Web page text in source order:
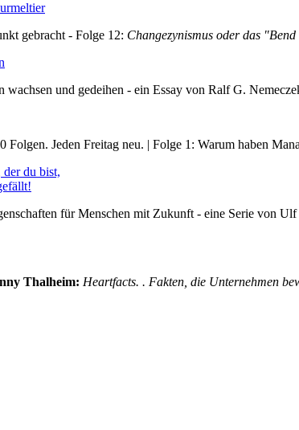
gebracht - Folge 12: Changezynismus oder das
wachsen und gedeihen - ein Essay von Ralf G.
Folgen. Jeden Freitag neu. | Folge 1: Warum haben
der du bist,
für Menschen mit Zukunft - eine Serie von
Thalheim: Heartfacts. . Fakten, die Unternehmen